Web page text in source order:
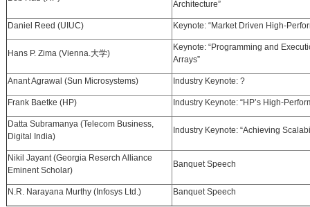
Architecture”
Daniel Reed (UIUC) Keynote: “Market Driven High-
Hans P. Zima (Vienna.大学)
Keynote: “Programming and
Arrays”
Anant Agrawal (Sun Microsystems) Industry Keynote: ?
Frank Baetke (HP) Industry Keynote: “HP’s High-
Datta Subramanya (Telecom Business,
Digital India)
Industry Keynote: “Achieving
Nikil Jayant (Georgia Reserch Alliance
Eminent Scholar)
Banquet Speech
N.R. Narayana Murthy (Infosys Ltd.) Banquet Speech